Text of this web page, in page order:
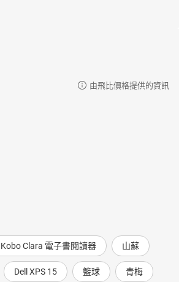
由飛比價格提供的資訊
Kobo Clara 電子書閱讀器 山蘇
Dell XPS 15 籃球 青梅